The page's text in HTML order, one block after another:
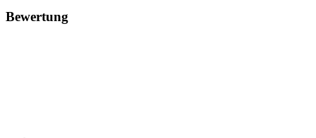
Bewertung